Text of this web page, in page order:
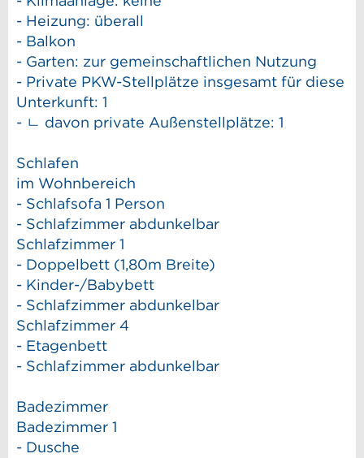
- Heizung: überall
- Balkon
- Garten: zur gemeinschaftlichen Nutzung
- Private PKW-Stellplätze insgesamt für diese
Unterkunft: 1
- ㄴ davon private Außen­stellplätze: 1
Schlafen
im Wohnbereich
- Schlafsofa 1 Person
- Schlafzimmer abdunkelbar
Schlafzimmer 1
- Doppelbett (1,80m Breite)
- Kinder-/Babybett
- Schlafzimmer abdunkelbar
Schlafzimmer 4
- Etagenbett
- Schlafzimmer abdunkelbar
Badezimmer
Badezimmer 1
- Dusche